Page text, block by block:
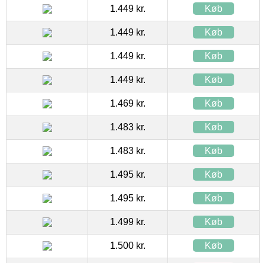
1.449 kr. Køb
1.449 kr. Køb
1.449 kr. Køb
1.449 kr. Køb
1.469 kr. Køb
1.483 kr. Køb
1.483 kr. Køb
1.495 kr. Køb
1.495 kr. Køb
1.499 kr. Køb
1.500 kr. Køb